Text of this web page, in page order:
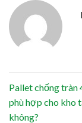
Pallet chống tràn
phù hợp cho kho
không?